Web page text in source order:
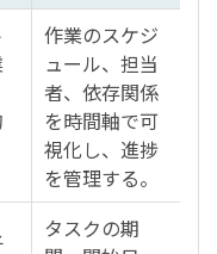
作業のスケジ
ュール、担当
者、依存関係
を時間軸で可
視化し、進捗
を管理する。
タスクの期